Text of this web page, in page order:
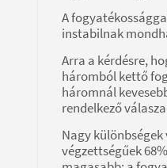
A
instabilnak
Arra a kérdésre,
háromból kettő
háromnál
rendelkező
Nagy
végzettségűek